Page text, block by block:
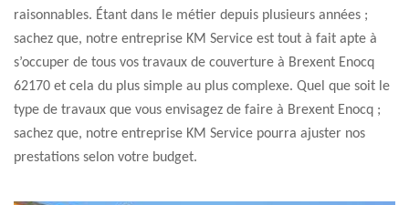
raisonnables. Étant dans le métier depuis plusieurs années ;
sachez que, notre entreprise KM Service est tout à fait apte à
s’occuper de tous vos travaux de couverture à Brexent Enocq
62170 et cela du plus simple au plus complexe. Quel que soit le
type de travaux que vous envisagez de faire à Brexent Enocq ;
sachez que, notre entreprise KM Service pourra ajuster nos
prestations selon votre budget.